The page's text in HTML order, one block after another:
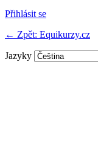
Přihlásit se
← Zpět: Equikurzy.cz
Jazyky